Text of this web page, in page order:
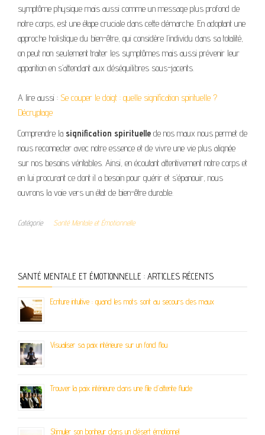
symptôme physique mais aussi comme un message plus profond de
notre corps, est une étape cruciale dans cette démarche. En adoptant une
approche holistique du bien-être, qui considère l’individu dans sa totalité,
on peut non seulement traiter les symptômes mais aussi prévenir leur
apparition en s’attendant aux déséquilibres sous-jacents.
A lire aussi : Se couper le doigt : quelle signification spirituelle ?
Décryptage
Comprendre la signification spirituelle de nos maux nous permet de
nous reconnecter avec notre essence et de vivre une vie plus alignée
sur nos besoins véritables. Ainsi, en écoutant attentivement notre corps et
en lui procurant ce dont il a besoin pour guérir et s’épanouir, nous
ouvrons la voie vers un état de bien-être durable.
Catégorie Santé Mentale et Émotionnelle
SANTÉ MENTALE ET ÉMOTIONNELLE : ARTICLES RÉCENTS
Ecriture intuitive : quand les mots sont au secours des maux
Visualiser sa paix intérieure sur un fond flou
Trouver la paix intérieure dans une file d’attente fluide
Stimuler son bonheur dans un désert émotionnel